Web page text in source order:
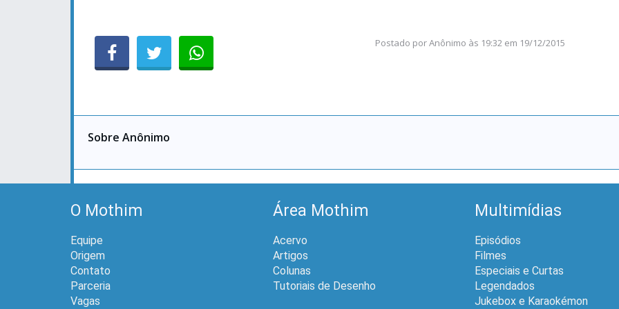
Postado porAnônimo às 19:32 em 19/12/2015
Sobre Anônimo
O Mothim
Equipe
Origem
Contato
Parceria
Vagas
Área Mothim
Acervo
Artigos
Colunas
Tutoriais de Desenho
Multimídias
Episódios
Filmes
Especiais e Curtas
Legendados
Jukebox e Karaokémon